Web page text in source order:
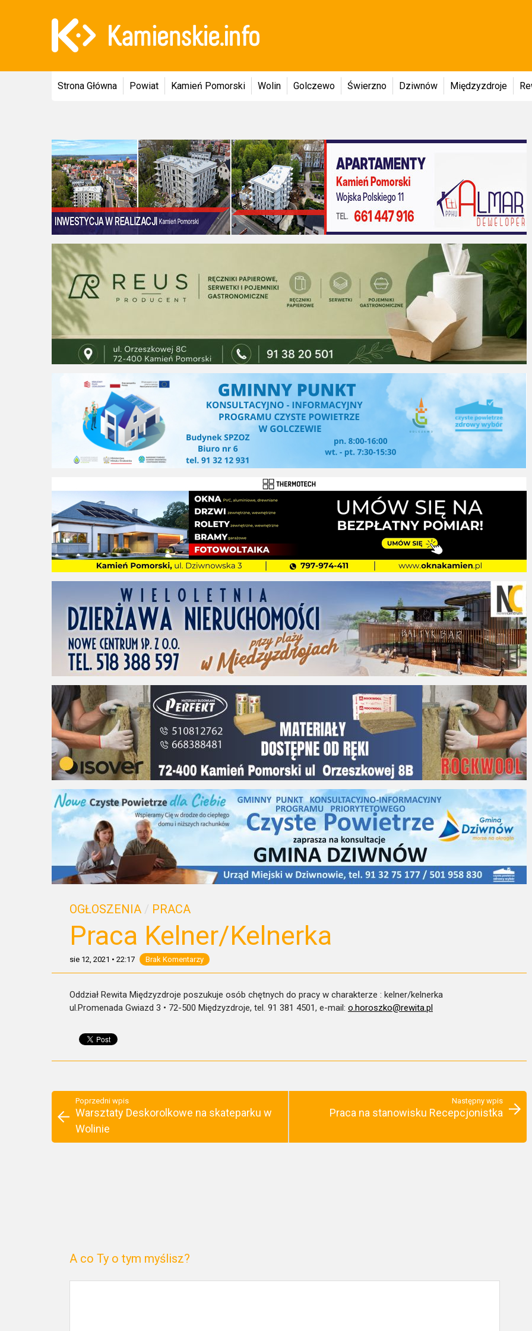
Strona Główna Powiat Kamień Pomorski Wolin Golczewo Świerzno Dziwnów Międzyzdroje
OGŁOSZENIA / PRACA
Praca Kelner/Kelnerka
sie 12, 2021 • 22:17 Brak Komentarzy
Oddział Rewita Międzyzdroje poszukuje osób chętnych do pracy w charakterze : kelner/kelnerka
ul.Promenada Gwiazd 3 • 72-500 Międzyzdroje, tel. 91 381 4501, e-mail: o.horoszko@rewita.pl
Poprzedni wpis
Warsztaty Deskorolkowe na skateparku w
Wolinie
Następny wpis
Praca na stanowisku Recepcjonistka
A co Ty o tym myślisz?